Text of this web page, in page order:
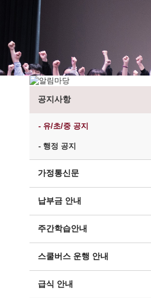
공지사항
- 유/초/중 공지
- 행정 공지
가정통신문
납부금 안내
주간학습안내
스쿨버스 운행 안내
급식 안내